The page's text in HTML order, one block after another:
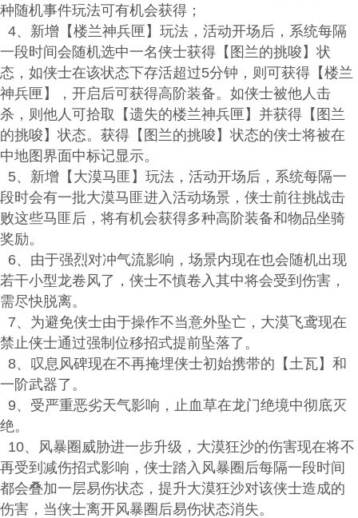
种随机事件玩法可有机会获得；
4、新增【楼兰神兵匣】玩法，活动开场后，系统每隔
一段时间会随机选中一名侠士获得【图兰的挑唆】状
态，如侠士在该状态下存活超过5分钟，则可获得【楼兰
神兵匣】，开启后可获得高阶装备。如侠士被他人击
杀，则他人可拾取【遗失的楼兰神兵匣】并获得【图兰
的挑唆】状态。获得【图兰的挑唆】状态的侠士将被在
中地图界面中标记显示。
5、新增【大漠马匪】玩法，活动开场后，系统每隔一
段时会有一批大漠马匪进入活动场景，侠士前往挑战击
败这些马匪后，将有机会获得多种高阶装备和物品坐骑
奖励。
6、由于强烈对冲气流影响，场景内现在也会随机出现
若干小型龙卷风了，侠士不慎卷入其中将会受到伤害，
需尽快脱离。
7、为避免侠士由于操作不当意外坠亡，大漠飞鸢现在
禁止侠士通过强制位移招式提前坠落了。
8、叹息风碑现在不再掩埋侠士初始携带的【土瓦】和
一阶武器了。
9、受严重恶劣天气影响，止血草在龙门绝境中彻底灭
绝。
10、风暴圈威胁进一步升级，大漠狂沙的伤害现在将不
再受到减伤招式影响，侠士踏入风暴圈后每隔一段时间
都会叠加一层易伤状态，提升大漠狂沙对该侠士造成的
伤害，当侠士离开风暴圈后易伤状态消失。